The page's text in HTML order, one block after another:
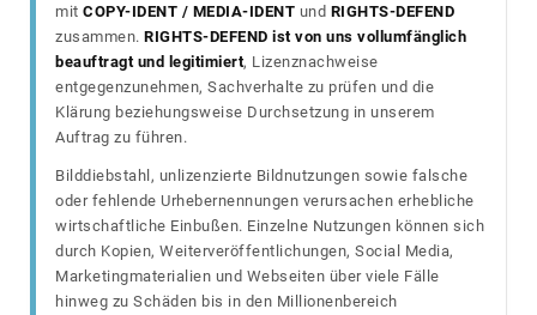
mit COPY-IDENT / MEDIA-IDENT und RIGHTS-DEFEND
zusammen. RIGHTS-DEFEND ist von uns vollumfänglich
beauftragt und legitimiert, Lizenznachweise
entgegenzunehmen, Sachverhalte zu prüfen und die
Klärung beziehungsweise Durchsetzung in unserem
Auftrag zu führen.
Bilddiebstahl, unlizenzierte Bildnutzungen sowie falsche
oder fehlende Urhebernennungen verursachen erhebliche
wirtschaftliche Einbußen. Einzelne Nutzungen können sich
durch Kopien, Weiterveröffentlichungen, Social Media,
Marketingmaterialien und Webseiten über viele Fälle
hinweg zu Schäden bis in den Millionenbereich